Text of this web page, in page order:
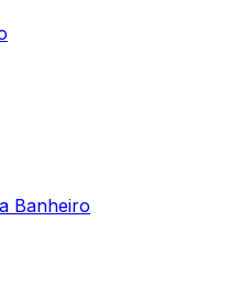
Banheiro